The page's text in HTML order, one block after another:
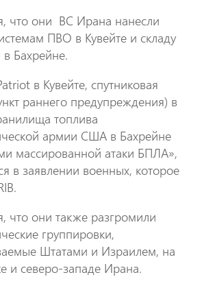
что они ВС Ирана нанесли
ПВО в Кувейте и складу
Бахрейне.
в Кувейте, спутниковая
раннего предупреждения) в
топлива
армии США в Бахрейне
массированной атаки БПЛА»,
в заявлении военных, которое
что они также разгромили
группировки,
Штатами и Израилем, на
и северо-западе Ирана.